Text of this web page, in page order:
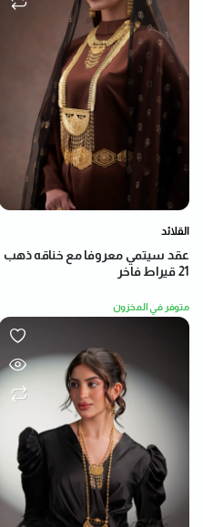
القلائد
عقد سيتمي معروفا مع خناقه ذهب
21 قيراط فاخر
متوفر في المخزون